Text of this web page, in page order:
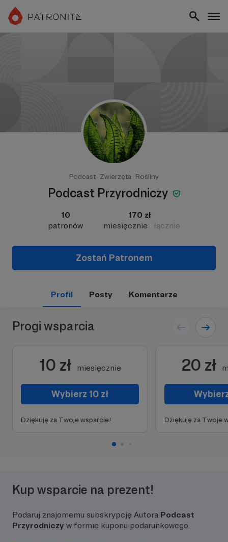
Podcast Zwierzęta Rośliny
Podcast Przyrodniczy
10
patronów
170 zł
miesięcznie
łącznie
Zostań Patronem
Profil Posty Komentarze
Progi wsparcia
10 zł miesięcznie
Wybierz 10 zł
Dziękuję za Twoje wsparcie!
20 zł
Dziękuję za Twoje
Kup wsparcie na prezent!
Podaruj znajomemu subskrypcję Autora Podcast
Przyrodniczy w formie kuponu podarunkowego.